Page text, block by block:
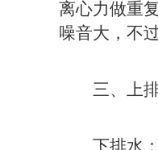
离心力做重
噪音大，不
三、上排